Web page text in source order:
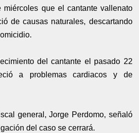
miércoles que el cantante vallenato
de causas naturales, descartando
del cantante el pasado 22
a problemas cardiacos y de
general, Jorge Perdomo, señaló
del caso se cerrará.